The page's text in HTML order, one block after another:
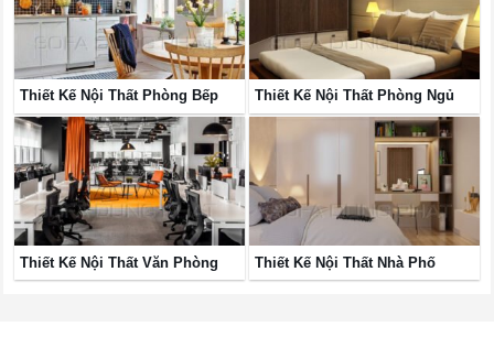
Thiết Kế Nội Thất Phòng Bếp Thiết Kế Nội Thất Phòng Ngủ
Thiết Kế Nội Thất Văn Phòng Thiết Kế Nội Thất Nhà Phố